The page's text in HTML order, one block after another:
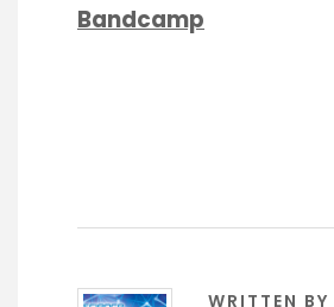
Bandcamp
WRITTEN BY